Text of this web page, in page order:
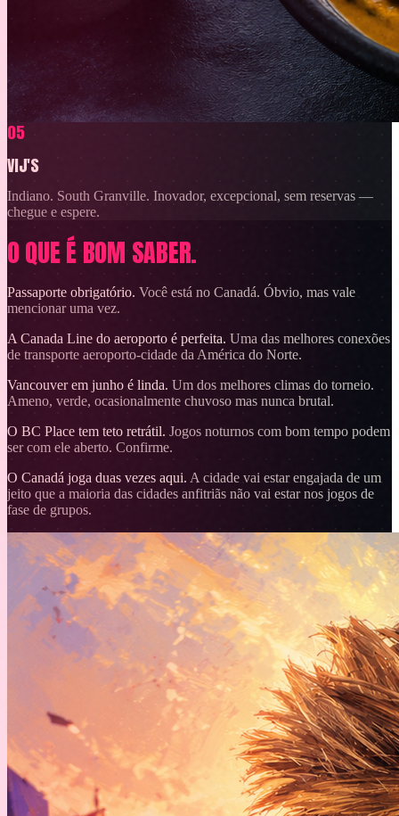
05
VIJ'S
Indiano. South Granville. Inovador, excepcional, sem reservas —
chegue e espere.
O QUE É BOM SABER.
Passaporte obrigatório. Você está no Canadá. Óbvio, mas vale
mencionar uma vez.
A Canada Line do aeroporto é perfeita. Uma das melhores conexões
de transporte aeroporto-cidade da América do Norte.
Vancouver em junho é linda. Um dos melhores climas do torneio.
Ameno, verde, ocasionalmente chuvoso mas nunca brutal.
O BC Place tem teto retrátil. Jogos noturnos com bom tempo podem
ser com ele aberto. Confirme.
O Canadá joga duas vezes aqui. A cidade vai estar engajada de um
jeito que a maioria das cidades anfitriãs não vai estar nos jogos de
fase de grupos.